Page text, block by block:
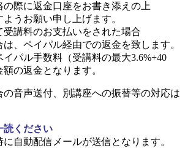
際に返金口座をお書き添えの上
うお願い申し上げます。
講料のお支払いをされた場合
、ペイパル経由での返金を致します。
イパル手数料（受講料の最大3.6%+40
の返金となります。
の音声送付、別講座への振替等の対応は
読ください
に自動配信メールが送信となります。